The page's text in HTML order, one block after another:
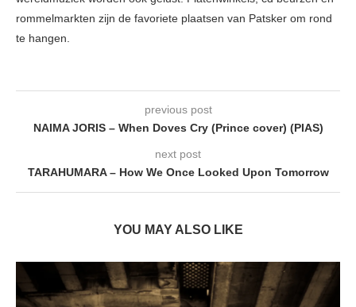
rommelmarkten zijn de favoriete plaatsen van Patsker om rond
te hangen.
previous post
NAIMA JORIS – When Doves Cry (Prince cover) (PIAS)
next post
TARAHUMARA – How We Once Looked Upon Tomorrow
YOU MAY ALSO LIKE